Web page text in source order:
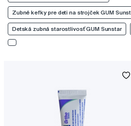
Zubné kefky pre deti na strojček GUM
Detská zubná starostlivosť GUM Sunstar